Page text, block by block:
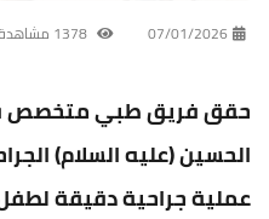
07/01/2026
حقق فريق طبي متخصص
الحسين (عليه السلام)
عملية جراحية دقيقة